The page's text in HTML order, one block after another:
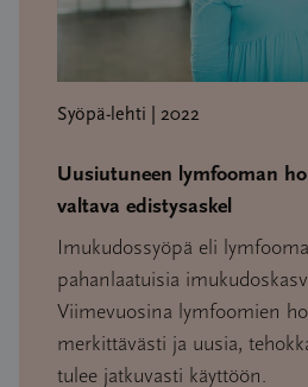
Syöpä-lehti | 2022
Uusiutuneen lymfooman
valtava edistysaskel
Imukudossyöpä eli
pahanlaatuisia
Viimevuosina lymfoomien
merkittävästi ja uusia,
tulee jatkuvasti käyttöön.